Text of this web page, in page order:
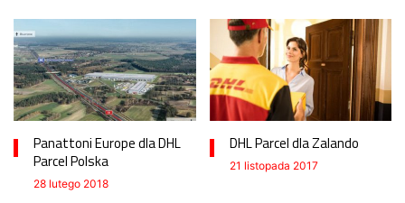
Panattoni Europe dla DHL
Parcel Polska
28 lutego 2018
DHL Parcel dla Zalando
21 listopada 2017